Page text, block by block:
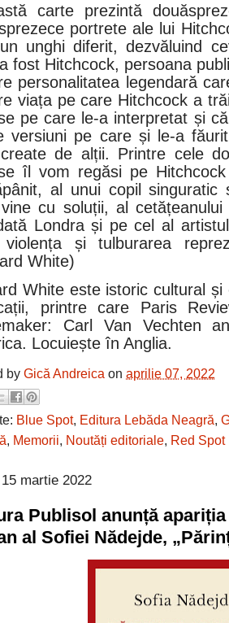
carte prezintă
portrete ale lui
unghi diferit, dezvăluind
fost Hitchcock, persoana
personalitatea legendară
viața pe care Hitchcock a
pe care le-a interpretat și
versiuni pe care și le-a
de alții. Printre cele
îl vom regăsi pe
al unui copil singuratic
cu soluții, al
Londra și pe cel al
și tul­burarea
White)
White este istoric cultural
printre care Paris
Carl Van Vechten
Locuiește în Anglia.
by Gică Andreica on aprilie 07, 2022
Blue Spot, Editura Lebăda Neagră,
, Memorii, Noutăți editoriale, Red Spot
martie 2022
Publisol anunță
al Sofiei Nădejde,